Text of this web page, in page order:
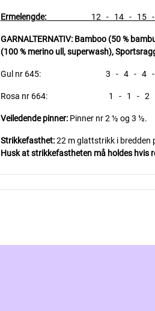
Ermelengde:12 - 14 - 15 - 16
GARNALTERNATIV: Bamboo (50 %
(100 % merino ull, superwash),
Gul nr 645: 3 - 4 - 4 - 5
Rosa nr 664: 1 - 1 - 2 - 2
Veiledende pinner:Pinner nr 2 ½ og 3 ½.
Strikkefasthet:22 m glattstrikk i bredden
Husk at strikkefastheten må holdes hvis